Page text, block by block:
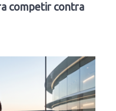
competir contra